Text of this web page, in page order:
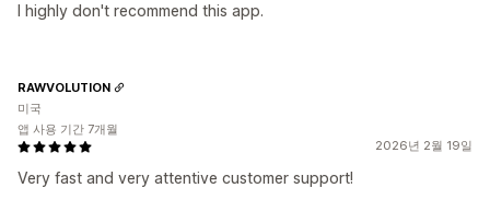
I highly don't recommend this app.
2026년 2월 19일
Very fast and very attentive customer support!
RAWVOLUTION
미국
앱 사용 기간 7개월